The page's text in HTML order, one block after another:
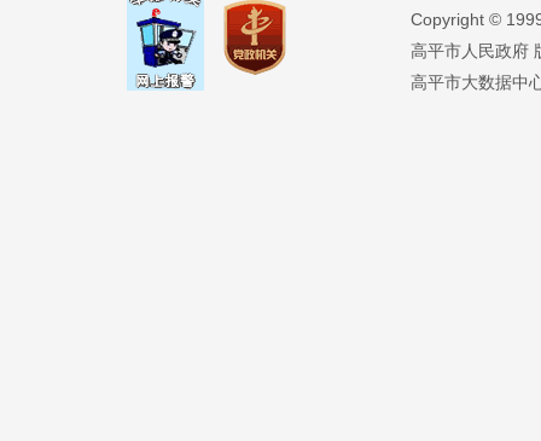
Copyright ©️
高平市人民政府
高平市大数据